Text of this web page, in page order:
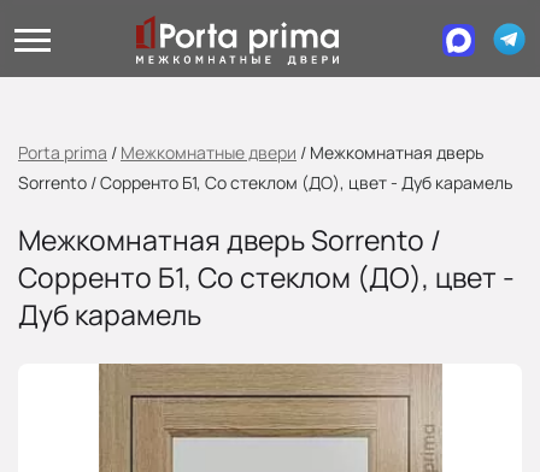
Porta prima / Межкомнатные двери / Межкомнатная дверь
Sorrento / Сорренто Б1, Со стеклом (ДО), цвет - Дуб карамель
Межкомнатная дверь Sorrento /
Сорренто Б1, Со стеклом (ДО), цвет -
Дуб карамель